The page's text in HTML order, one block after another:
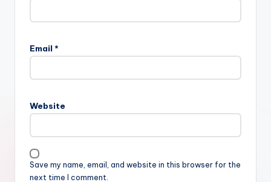
Email *
Website
Save my name, email, and website in this browser for the
next time I comment.